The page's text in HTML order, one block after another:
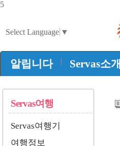
5
Select Language ▼
알립니다 | Servas소개
Servas여행
Servas여행기
여행정보